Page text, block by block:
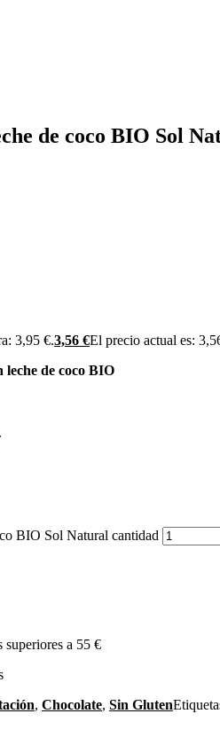
de coco BIO Sol
3,95 €.3,56 €El precio actual es:
leche de coco BIO
BIO Sol Natural cantidad
a 55 €
, Chocolate, Sin Gluten